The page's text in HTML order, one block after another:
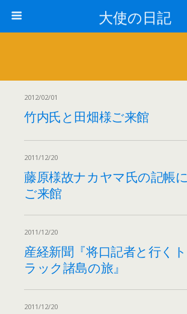
大使の日記
2012/02/01
竹内氏と田畑様ご来館
2011/12/20
藤原様故ナカヤマ氏の記帳に
ご来館
2011/12/20
産経新聞『将口記者と行くト
ラック諸島の旅』
2011/12/20